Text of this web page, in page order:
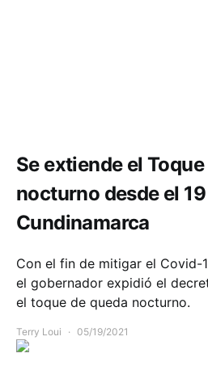
Se extiende el
nocturno desde el
Cundinamarca
Con el fin de mitigar el Covid-
el gobernador expidió el
el toque de queda nocturno.
Terry Loui 05/19/2021